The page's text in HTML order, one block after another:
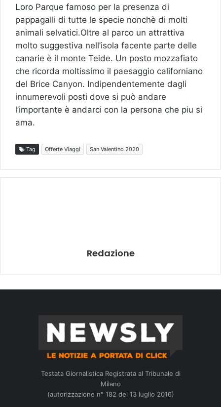
Loro Parque famoso per la presenza di
pappagalli di tutte le specie nonchè di molti
animali selvatici.Oltre al parco un attrattiva
molto suggestiva nell’isola facente parte delle
canarie è il monte Teide. Un posto mozzafiato
che ricorda moltissimo il paesaggio californiano
del Brice Canyon. Indipendentemente dagli
innumerevoli posti dove si può andare
l’importante è andarci con la persona che piu si
ama.
Tag Offerte Viaggi San Valentino 2020
Redazione
Testata Giornalistica Registrata al Tribunale di
Milano
(autorizzazione n° 182 del 13 luglio 2016)